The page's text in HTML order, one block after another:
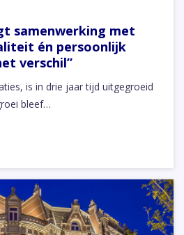
samenwerking met
én persoonlijk
verschil”
is in drie jaar tijd uitgegroeid
bleef…